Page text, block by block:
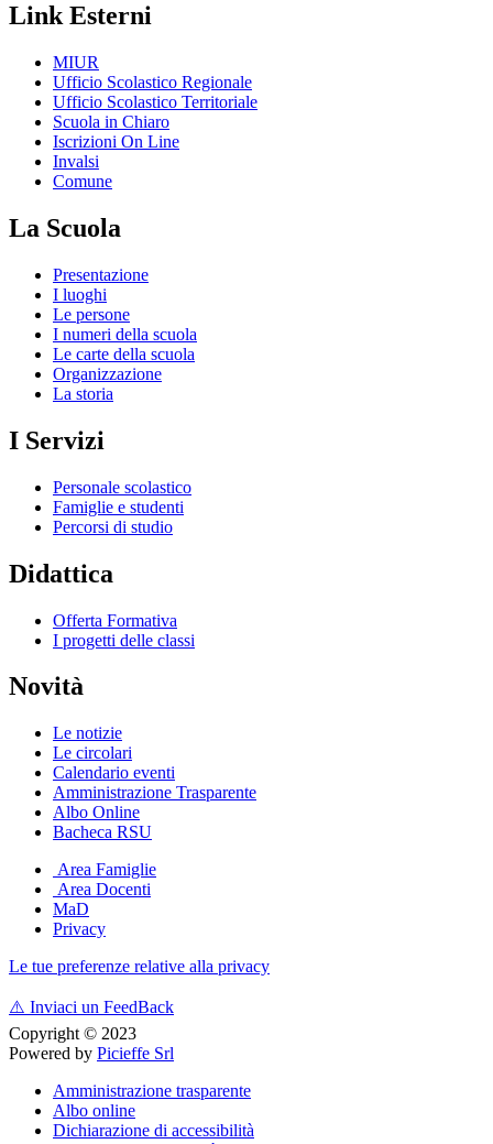
Link Esterni
MIUR
Ufficio Scolastico Regionale
Ufficio Scolastico Territoriale
Scuola in Chiaro
Iscrizioni On Line
Invalsi
Comune
La Scuola
Presentazione
I luoghi
Le persone
I numeri della scuola
Le carte della scuola
Organizzazione
La storia
I Servizi
Personale scolastico
Famiglie e studenti
Percorsi di studio
Didattica
Offerta Formativa
I progetti delle classi
Novità
Le notizie
Le circolari
Calendario eventi
Amministrazione Trasparente
Albo Online
Bacheca RSU
Area Famiglie
Area Docenti
MaD
Privacy
Le tue preferenze relative alla privacy
⚠️ Inviaci un FeedBack
Copyright © 2023
Powered by Picieffe Srl
Amministrazione trasparente
Albo online
Dichiarazione di accessibilità